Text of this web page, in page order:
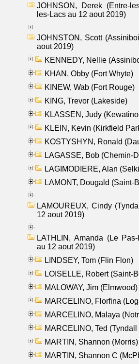
JOHNSON, Derek (Entre-
les-Lacs au 12 aout 2019)
JOHNSTON, Scott
aout 2019)
KENNEDY, Nellie
KHAN, Obby (Fort Whyte)
KINEW, Wab (Fort Rouge)
KING, Trevor (Lakeside)
KLASSEN, Judy
KLEIN, Kevin (Kirkfield
KOSTYSHYN, Ronald
LAGASSE, Bob (Chemin-
LAGIMODIERE, Alan
LAMONT, Dougald (Saint-
LAMOUREUX, Cindy
12 aout 2019)
LATHLIN, Amanda (Le
au 12 aout 2019)
LINDSEY, Tom (Flin Flon)
LOISELLE, Robert (Saint-
MALOWAY, Jim (Elmwood)
MARCELINO, Florfina
MARCELINO, Malaya
MARCELINO, Ted (Tyndall
MARTIN, Shannon (Morris)
MARTIN, Shannon C